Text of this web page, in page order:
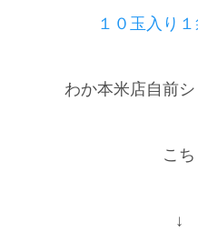
１０玉入り
わか本米店自前
こ
↓